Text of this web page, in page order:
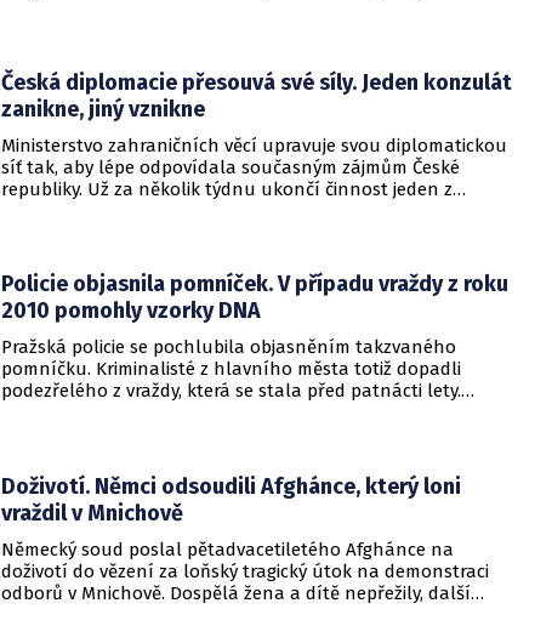
Česká diplomacie přesouvá své síly. Jeden konzulát
zanikne, jiný vznikne
Ministerstvo zahraničních věcí upravuje svou diplomatickou
síť tak, aby lépe odpovídala současným zájmům České
republiky. Už za několik týdnu ukončí činnost jeden z
Policie objasnila pomníček. V případu vraždy z roku
2010 pomohly vzorky DNA
Pražská policie se pochlubila objasněním takzvaného
pomníčku. Kriminalisté z hlavního města totiž dopadli
podezřelého z vraždy, která se stala před patnácti lety.
Doživotí. Němci odsoudili Afghánce, který loni
vraždil v Mnichově
Německý soud poslal pětadvacetiletého Afghánce na
doživotí do vězení za loňský tragický útok na demonstraci
odborů v Mnichově. Dospělá žena a dítě nepřežily, další